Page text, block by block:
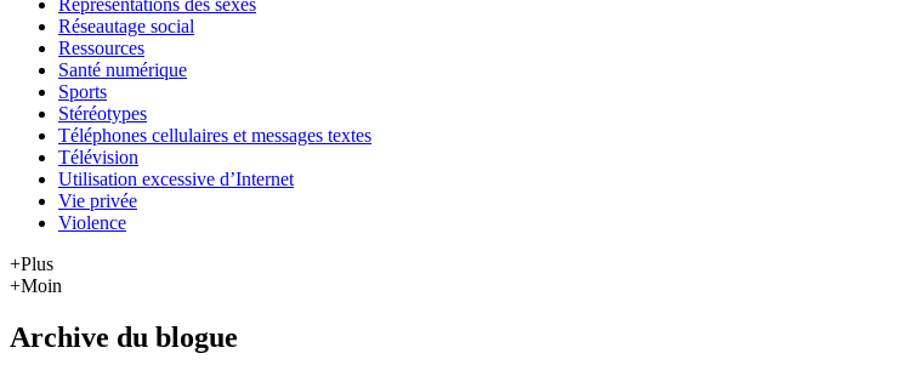
Réseautage social
Ressources
Santé numérique
Sports
Stéréotypes
Téléphones cellulaires et messages textes
Télévision
Utilisation excessive d’Internet
Vie privée
Violence
+Plus
+Moin
Archive du blogue